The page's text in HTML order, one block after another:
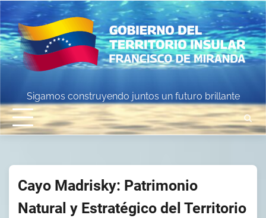
Skip
to
content
Sigamos construyendo juntos un futuro brillante
Cayo Madrisky: Patrimonio
Natural y Estratégico del Territorio